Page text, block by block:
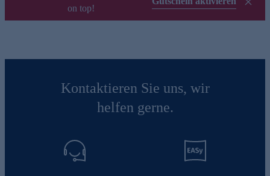
on top!
Kontaktieren Sie uns, wir
helfen gerne.